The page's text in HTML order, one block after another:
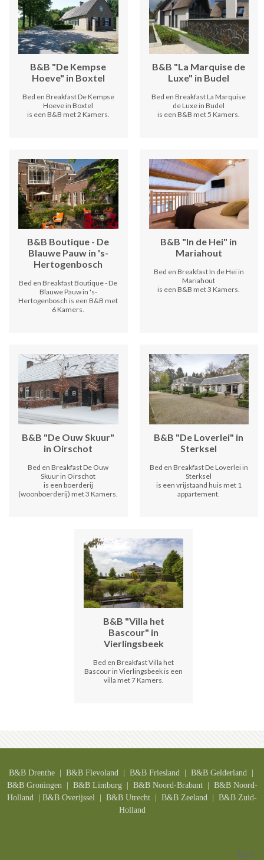
B&B "De Kempse
Hoeve" in Boxtel
Bed en Breakfast De Kempse
Hoeve in Boxtel
is een B&B met 2 Kamers.
B&B "La Marquise de
Luxe" in Budel
Bed en Breakfast La Marquise
de Luxe in Budel
is een B&B met 5 Kamers.
B&B Boutique - De
Blauwe Pauw in 's-
Hertogenbosch
Bed en Breakfast Boutique - De
Blauwe Pauw in 's-
Hertogenbosch is een B&B met
6 Kamers.
B&B "In de Hei" in
Mariahout
Bed en Breakfast In de Hei in
Mariahout
is een B&B met 3 Kamers.
B&B "De Ouw Skuur"
in Oirschot
Bed en Breakfast De Ouw
Skuur in Oirschot
is een boerderij
(woonboerderij) met 3 Kamers.
B&B "De Loverlei" in
Sterksel
Bed en Breakfast De Loverlei in
Sterksel
is een vrijstaand huis met 1
appartement.
B&B "Villa het
Bascour" in
Vierlingsbeek
Bed en Breakfast Villa het
Bascour in Vierlingsbeek is een
villa met 7 Kamers.
B&B Drenthe| B&B Flevoland| B&B Friesland| B&B Gelderland|
B&B Groningen| B&B Limburg | B&B Noord-Brabant| B&B Noord-
Holland | B&B Overijssel | B&B Utrecht | B&B Zeeland | B&B Zuid-
Holland
Bed